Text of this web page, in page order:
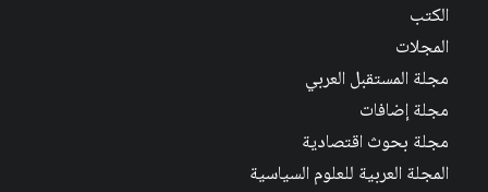
الكتب
المجلات
مجلة المستقبل العربي
مجلة إضافات
مجلة بحوث اقتصادية
المجلة العربية للعلوم السياسية